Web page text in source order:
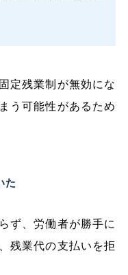
定残業制が無効にな
う可能性があるため
た
ず、労働者が勝手に
残業代の支払いを拒